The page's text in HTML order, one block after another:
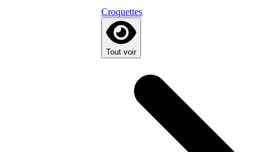
Croquettes
Tout voir